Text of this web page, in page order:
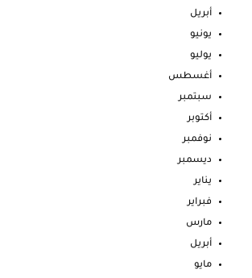
أبريل
يونيو
يوليو
أغسطس
سبتمبر
أكتوبر
نوفمبر
ديسمبر
يناير
فبراير
مارس
أبريل
مايو